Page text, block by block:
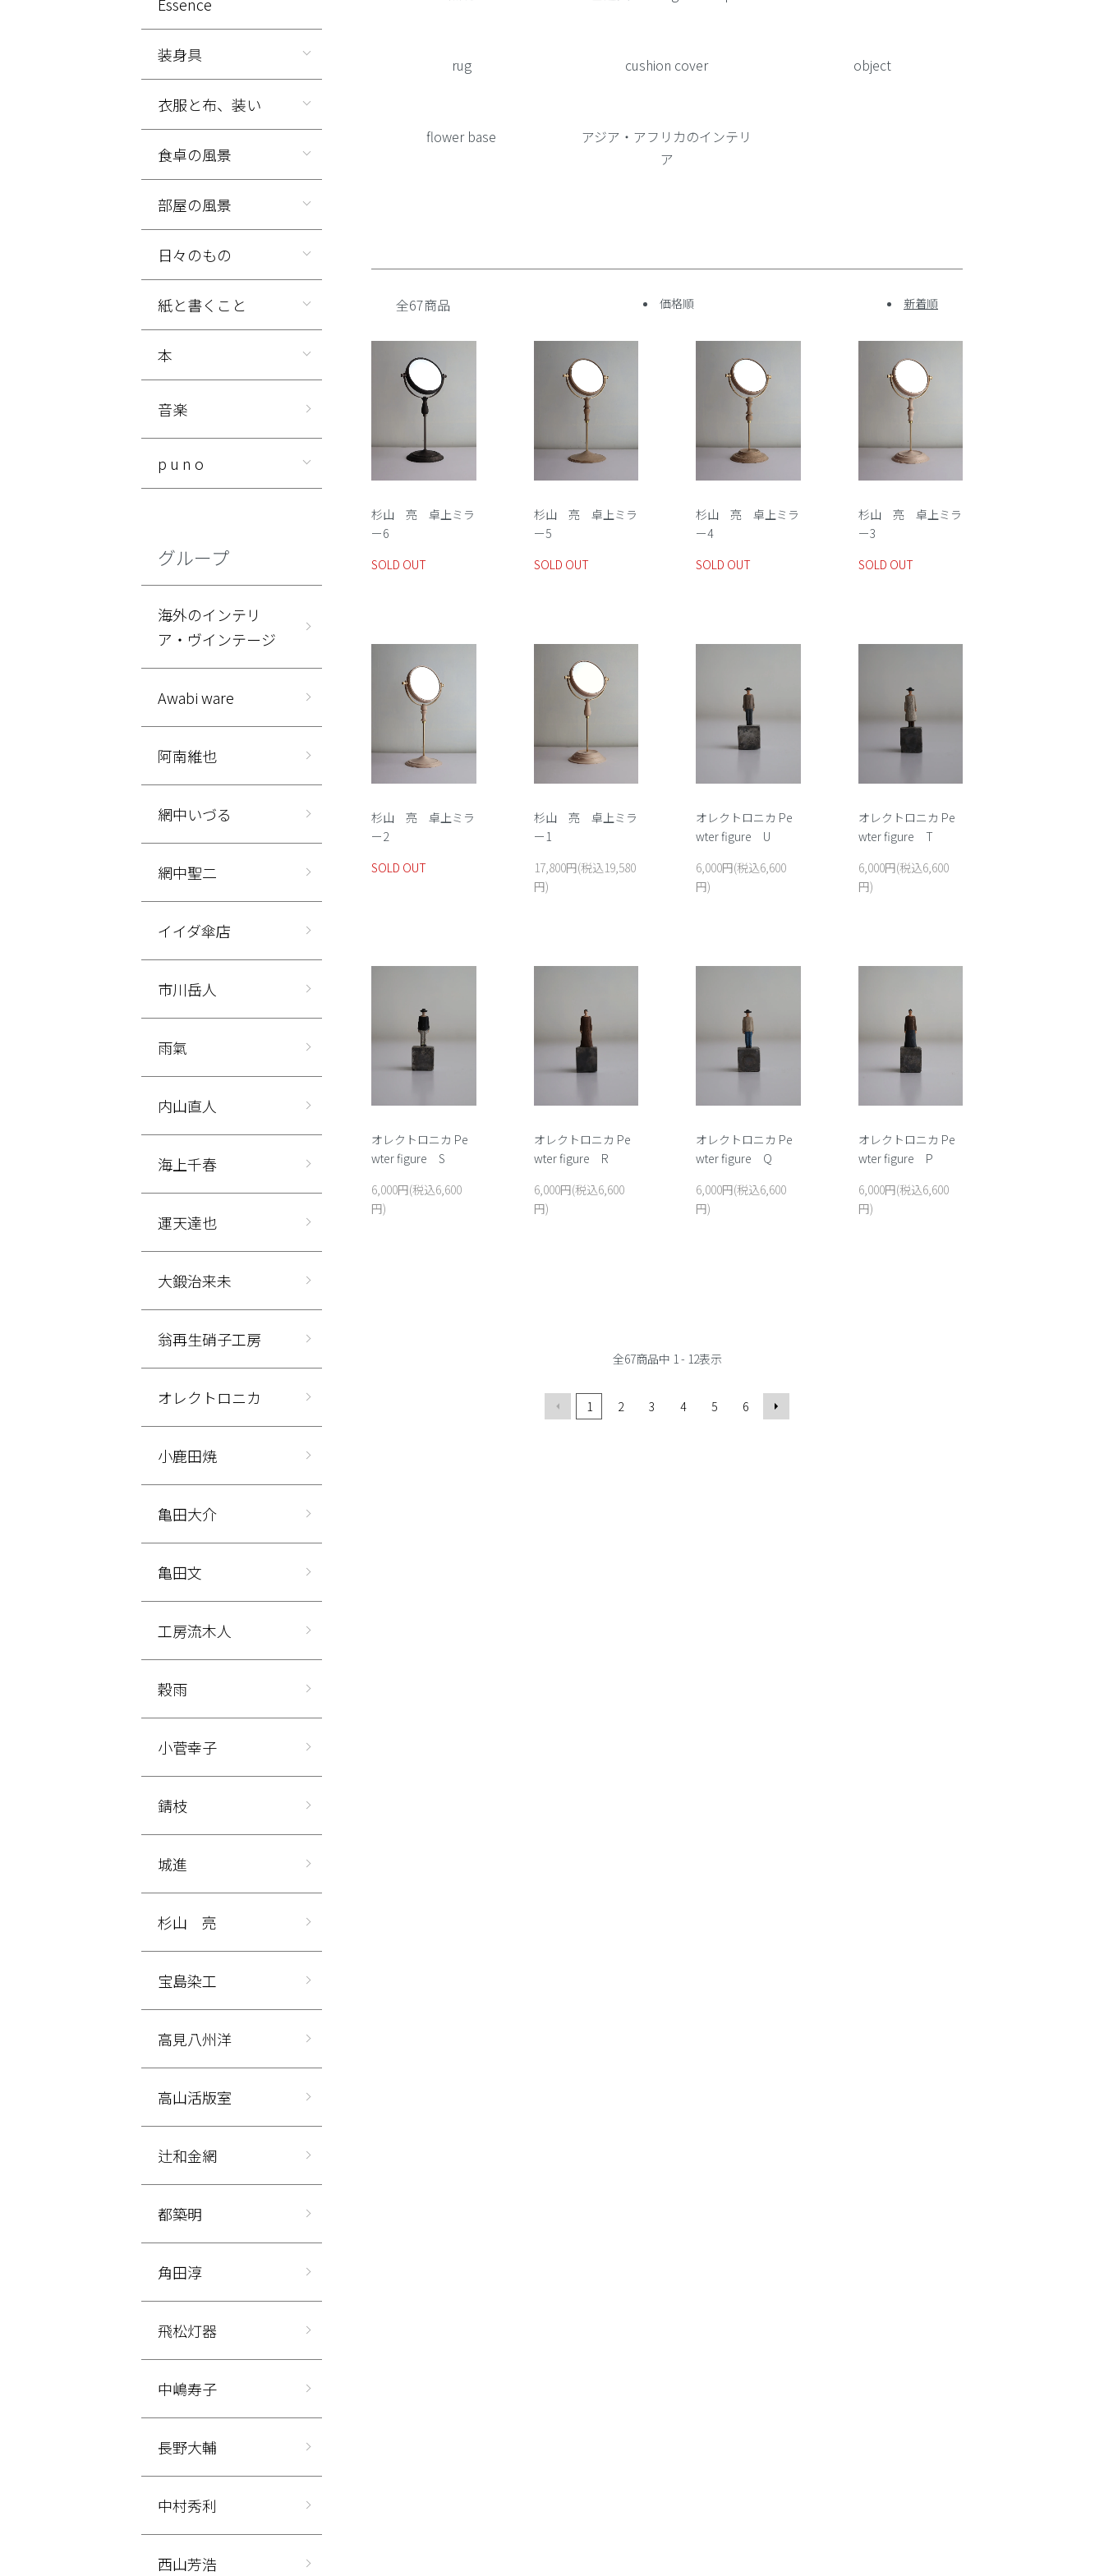
rug cushion cover object
flower base
アジア・アフリカのインテリ
ア
全67商品 価格順 新着順
杉山 亮 卓上ミラ
ー6
SOLD OUT
杉山 亮 卓上ミラ
ー5
SOLD OUT
杉山 亮 卓上ミラ
ー4
SOLD OUT
杉山 亮 卓上ミラ
ー3
SOLD OUT
杉山 亮 卓上ミラ
ー2
SOLD OUT
杉山 亮 卓上ミラ
ー1
17,800円(税込19,580
円)
オレクトロニカ Pe
wter figure U
6,000円(税込6,600
円)
オレクトロニカ Pe
wter figure T
6,000円(税込6,600
円)
オレクトロニカ Pe
wter figure S
6,000円(税込6,600
円)
オレクトロニカ Pe
wter figure R
6,000円(税込6,600
円)
オレクトロニカ Pe
wter figure Q
6,000円(税込6,600
円)
オレクトロニカ Pe
wter figure P
6,000円(税込6,600
円)
全67商品中 1 - 12表示
1 2 3 4 5 6
装身具
衣服と布、装い
食卓の風景
部屋の風景
日々のもの
紙と書くこと
本
音楽
p u n o
グループ
海外のインテリ
ア・ヴインテージ
Awabi ware
阿南維也
網中いづる
網中聖二
イイダ傘店
市川岳人
雨氣
内山直人
海上千春
運天達也
大鍛治来未
翁再生硝子工房
オレクトロニカ
小鹿田焼
亀田大介
亀田文
工房流木人
穀雨
小菅幸子
錆枝
城進
杉山 亮
宝島染工
高見八州洋
高山活版室
辻和金網
都築明
角田淳
飛松灯器
中嶋寿子
長野大輔
中村秀利
西山芳浩